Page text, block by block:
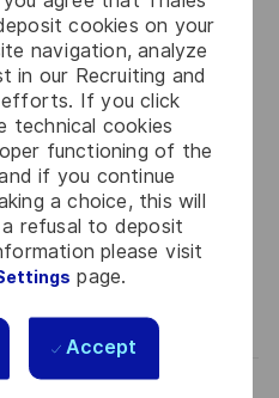
cookies on your
navigation, analyze
in our Recruiting and
efforts. If you click
technical cookies
functioning of the
if you continue
a choice, this will
refusal to deposit
please visit
page.
Accept
Partnerin#LI-MG1